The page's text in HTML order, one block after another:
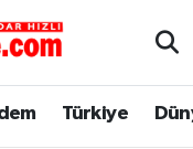
Türkiye